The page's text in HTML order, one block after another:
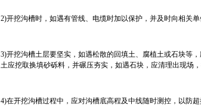
2)开挖沟槽时，如遇有管线、电缆时加以保护，并及时向相关
3)开挖沟槽土层要坚实，如遇松散的回填土、腐植土或石块等
土应挖取换填砂砾料，并碾压夯实，如遇石块，应清理出现场，
4)在开挖沟槽过程中，应对沟槽底高程及中线随时测控，以防超